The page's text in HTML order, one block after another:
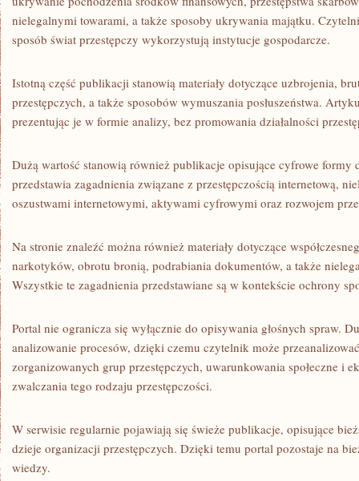
nielegalnymi towarami, a także sposoby ukrywania majątku.
sposób świat przestępczy wykorzystują instytucje gospodarcze.
Istotną część publikacji stanowią materiały dotyczące uzbrojenia,
przestępczych, a także sposobów wymuszania posłuszeństwa.
prezentując je w formie analizy, bez promowania działalności
Dużą wartość stanowią również publikacje opisujące cyfrowe formy
przedstawia zagadnienia związane z przestępczością internetową,
oszustwami internetowymi, aktywami cyfrowymi oraz rozwojem
Na stronie znaleźć można również materiały dotyczące
narkotyków, obrotu bronią, podrabiania dokumentów, a także
Wszystkie te zagadnienia przedstawiane są w kontekście ochrony
Portal nie ogranicza się wyłącznie do opisywania głośnych spraw.
analizowanie procesów, dzięki czemu czytelnik może
zorganizowanych grup przestępczych, uwarunkowania społeczne i
zwalczania tego rodzaju przestępczości.
W serwisie regularnie pojawiają się świeże publikacje, opisujące
dzieje organizacji przestępczych. Dzięki temu portal pozostaje na
wiedzy.